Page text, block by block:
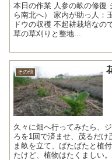
本日の作業 人参の畝の修復
ら南北へ） 家内が助っ人：
ドウの収穫 不起耕栽培なの
草の草刈りと整地...
その他
久々に畑へ行ってみたら、
ろを1回で済ませ、茂るだけ
ま畝を立て、ばたばたと植
たけど、植物はたくましい。